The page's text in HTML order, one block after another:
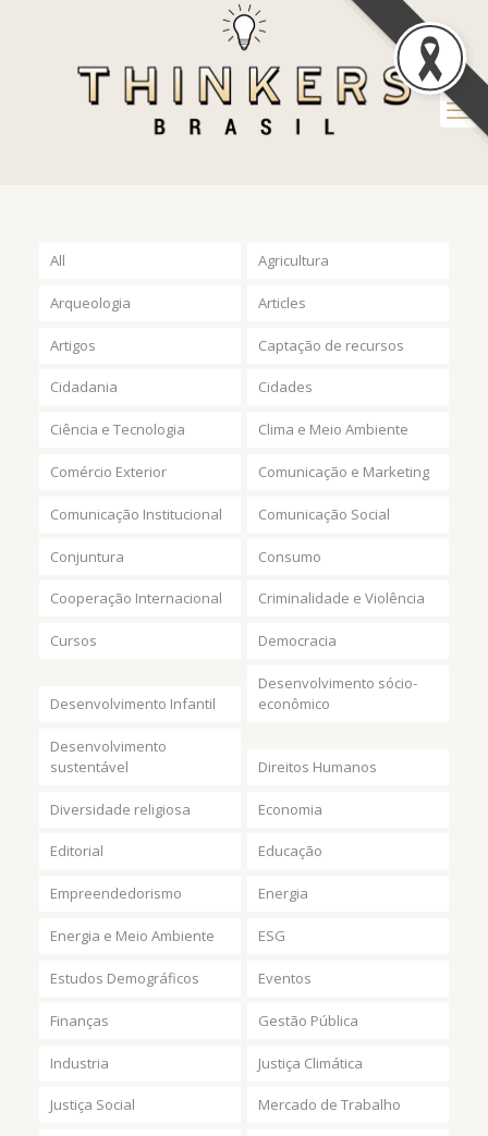
All Agricultura
Arqueologia Articles
Artigos Captação de recursos
Cidadania Cidades
Ciência e Tecnologia Clima e Meio Ambiente
Comércio Exterior Comunicação e Marketing
Comunicação Institucional Comunicação Social
Conjuntura Consumo
Cooperação Internacional Criminalidade e Violência
Cursos Democracia
Desenvolvimento Infantil
Desenvolvimento sócio-
econômico
Desenvolvimento
sustentável
Direitos Humanos
Diversidade religiosa Economia
Editorial Educação
Empreendedorismo Energia
Energia e Meio Ambiente ESG
Estudos Demográficos Eventos
Finanças Gestão Pública
Industria Justiça Climática
Justiça Social Mercado de Trabalho